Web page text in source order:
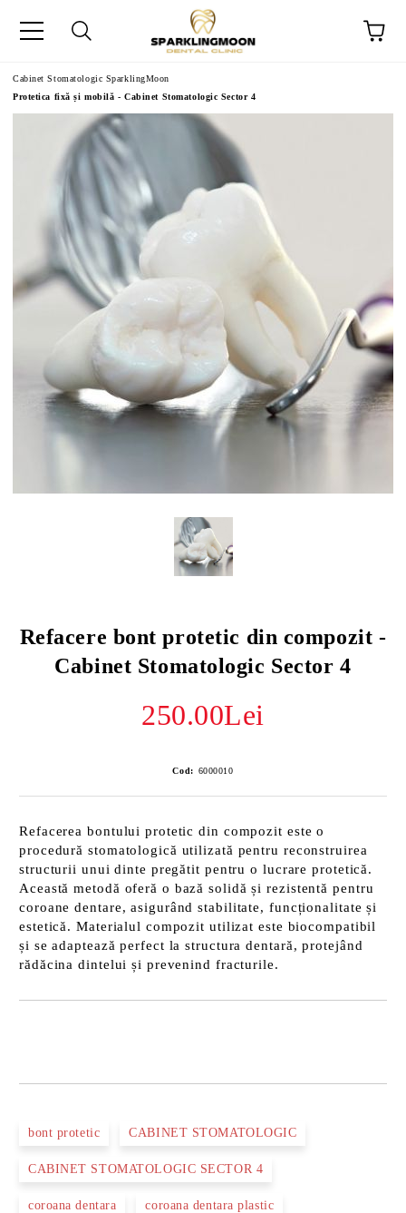
despre
Cabinet Stomatologic SparklingMoon
Protetica fixă și mobilă - Cabinet Stomatologic Sector 4
Refacere bont protetic din compozit -
Cabinet Stomatologic Sector 4
250.00Lei
Cod: 6000010
Refacerea bontului protetic din compozit este o
procedură stomatologică utilizată pentru reconstruirea
structurii unui dinte pregătit pentru o lucrare protetică.
Această metodă oferă o bază solidă și rezistentă pentru
coroane dentare, asigurând stabilitate, funcționalitate și
estetică. Materialul compozit utilizat este biocompatibil
și se adaptează perfect la structura dentară, protejând
rădăcina dintelui și prevenind fracturile.
bont protetic CABINET STOMATOLOGIC
CABINET STOMATOLOGIC SECTOR 4
coroana dentara coroana dentara plastic